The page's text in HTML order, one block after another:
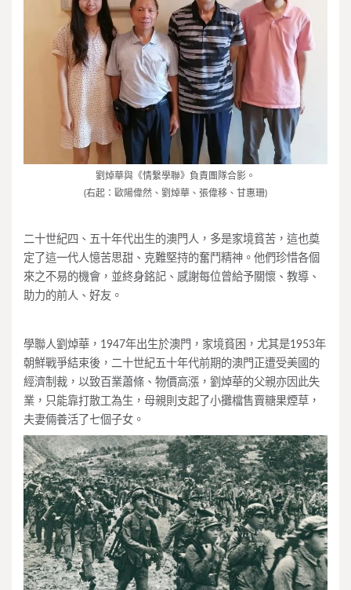
劉焯華與《情繫學聯》負責團隊合影。
(右起：歐陽偉然、劉焯華、張偉移、甘惠珊)
二十世紀四、五十年代出生的澳門人，多是家境貧苦，這也奠
定了這一代人憶苦思甜、克難堅持的奮鬥精神。他們珍惜各個
來之不易的機會，並終身銘記、感謝每位曾給予關懷、教導、
助力的前人、好友。
學聯人劉焯華，1947年出生於澳門，家境貧困，尤其是1953年
朝鮮戰爭結束後，二十世紀五十年代前期的澳門正遭受美國的
經濟制裁，以致百業蕭條、物價高漲，劉焯華的父親亦因此失
業，只能靠打散工為生，母親則支起了小攤檔售賣糖果煙草，
夫妻倆養活了七個子女。